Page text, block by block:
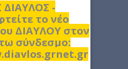
-
το νέο
ΔΙΑΥΛΟΥ στον
σύνδεσμο: